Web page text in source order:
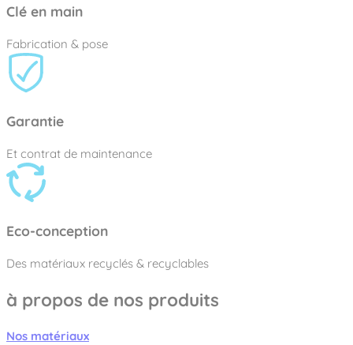
Clé en main
Fabrication & pose
Garantie
Et contrat de maintenance
Eco-conception
Des matériaux recyclés & recyclables
à propos de nos produits
Nos matériaux